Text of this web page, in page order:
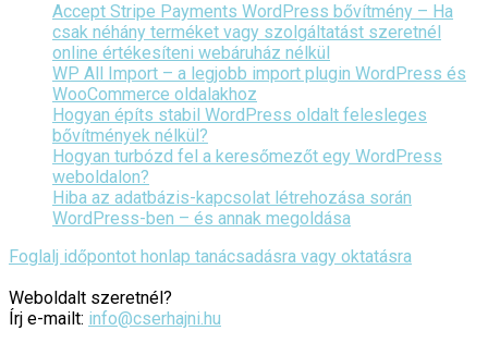
Accept Stripe Payments WordPress bővítmény – Ha
csak néhány terméket vagy szolgáltatást szeretnél
online értékesíteni webáruház nélkül
WP All Import – a legjobb import plugin WordPress és
WooCommerce oldalakhoz
Hogyan építs stabil WordPress oldalt felesleges
bővítmények nélkül?
Hogyan turbózd fel a keresőmezőt egy WordPress
weboldalon?
Hiba az adatbázis-kapcsolat létrehozása során
WordPress-ben – és annak megoldása
Foglalj időpontot honlap tanácsadásra vagy oktatásra
Weboldalt szeretnél?
Írj e-mailt: info@cserhajni.hu